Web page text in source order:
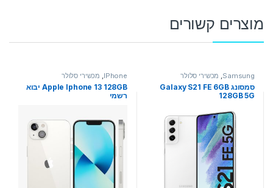
מוצרים קשורים
Samsung
, מכשירי סלולר
סמסונג Galaxy S21 FE 6GB
128GB 5G
IPhone
, מכשירי סלולר
Apple Iphone 13 128GB יבוא
רשמי